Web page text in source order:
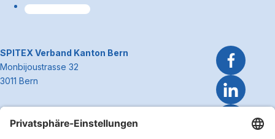
~Kontaktinformationen
SPITEX Verband Kanton Bern
Monbijoustrasse 32
3011 Bern
E-Mailinfo@spitexbe.ch